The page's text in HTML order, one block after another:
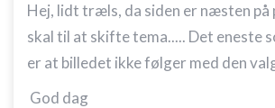
Hej, lidt træls, da siden er næsten på
skal til at skifte tema..... Det eneste
er at billedet ikke følger med den
God dag